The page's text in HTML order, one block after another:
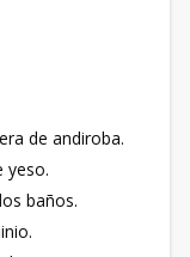
de andiroba.
yeso.
baños.